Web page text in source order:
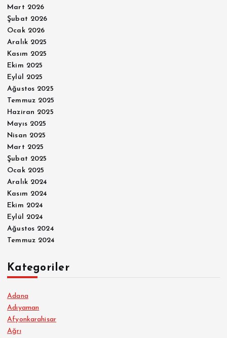
Mart 2026
Şubat 2026
Ocak 2026
Aralık 2025
Kasım 2025
Ekim 2025
Eylül 2025
Ağustos 2025
Temmuz 2025
Haziran 2025
Mayıs 2025
Nisan 2025
Mart 2025
Şubat 2025
Ocak 2025
Aralık 2024
Kasım 2024
Ekim 2024
Eylül 2024
Ağustos 2024
Temmuz 2024
Kategoriler
Adana
Adıyaman
Afyonkarahisar
Ağrı